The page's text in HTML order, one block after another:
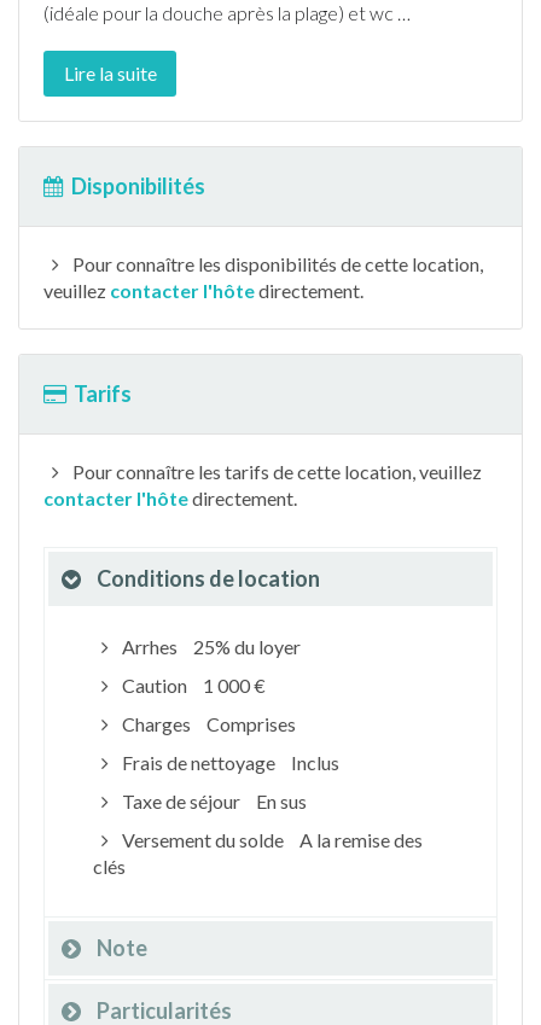
(idéale pour la douche après la plage) et wc …
Lire la suite
Disponibilités
Pour connaître les disponibilités de cette location,
veuillez contacter l'hôtedirectement.
Tarifs
Pour connaître les tarifs de cette location, veuillez
contacter l'hôtedirectement.
Conditions de location
Arrhes
25% du loyer
Caution
1 000 €
Charges
Comprises
Frais de nettoyage
Inclus
Taxe de séjour
En sus
Versement du solde
A la remise des
clés
Note
Particularités